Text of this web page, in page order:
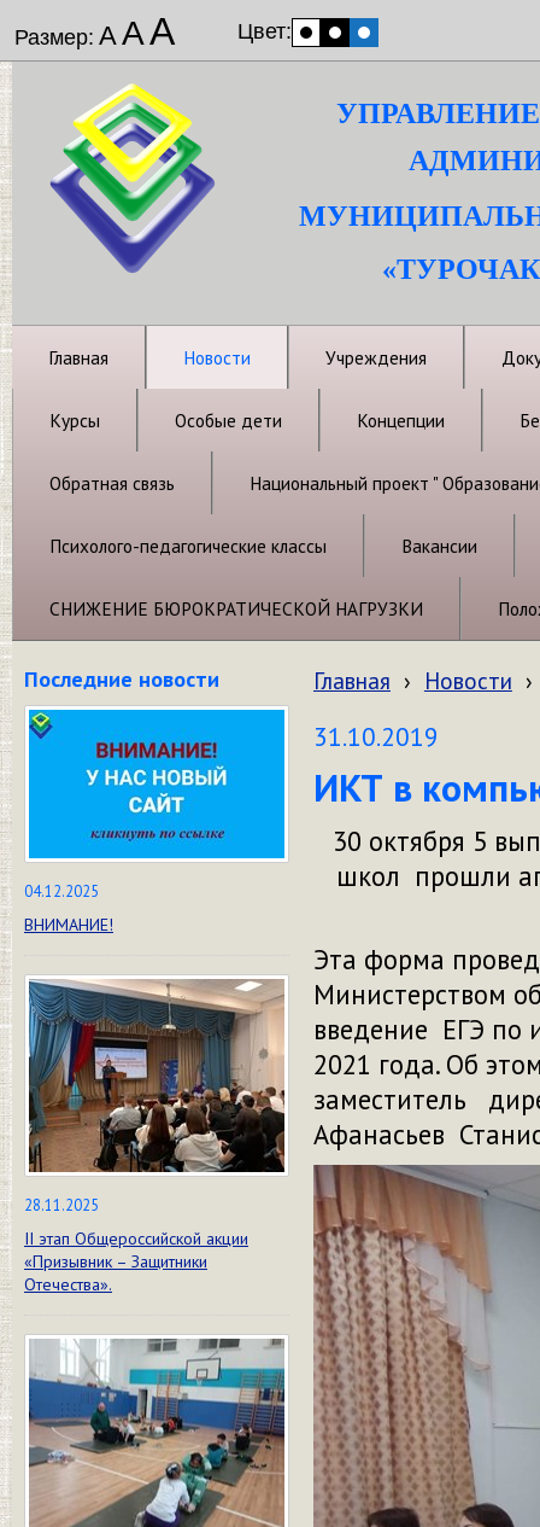
Размер: ААА Цвет:
Главная Новости Учреждения
Курсы Особые дети Концепции
Обратная связь Национальный проект "
Психолого-педагогические классы Вакансии
СНИЖЕНИЕ БЮРОКРАТИЧЕСКОЙ НАГРУЗКИ
Последние новости
04.12.2025
ВНИМАНИЕ!
28.11.2025
II этап Общероссийской акции
«Призывник – Защитники
Отечества».
Главная › Новости ›
31.10.2019
ИКТ в
30 октября 5
школ прошли
Эта форма
Министерством
введение ЕГЭ по
2021 года. Об
заместитель
Афанасьев